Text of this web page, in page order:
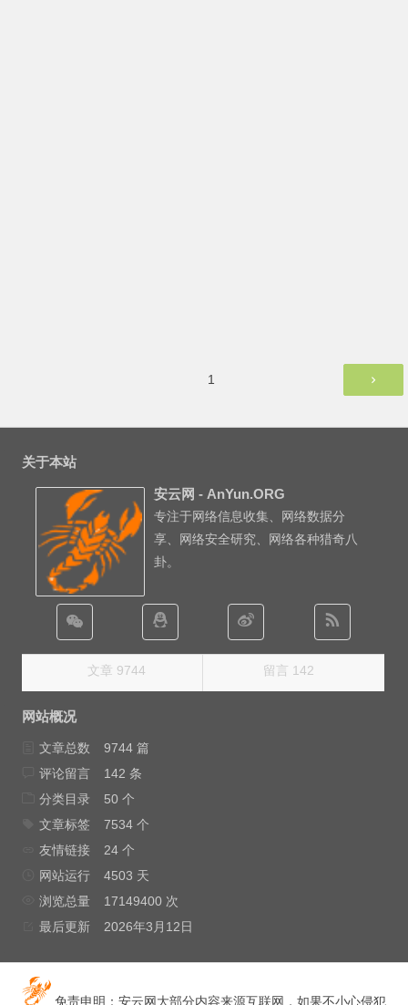
1
关于本站
安云网 - AnYun.ORG
专注于网络信息收集、网络数据分
享、网络安全研究、网络各种猎奇八
卦。
文章 9744 留言 142
网站概况
文章总数
9744 篇
评论留言
142 条
分类目录
50 个
文章标签
7534 个
友情链接
24 个
网站运行
4503 天
浏览总量
17149400 次
最后更新
2026年3月12日
免责申明：安云网大部分内容来源互联网，如果不小心侵犯